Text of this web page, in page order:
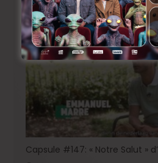
2 jours ago
Capsule #147: « Notre Salut »